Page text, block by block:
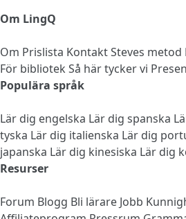
Om LingQ
Om Prislista KontaktSteves metod
För bibliotek Så här tycker vi
Populära språk
Lär dig engelska Lär dig spanska
tyska Lär dig italienska Lär dig
japanska Lär dig kinesiska Lär dig
Resurser
Forum Blogg Bli lärare Jobb